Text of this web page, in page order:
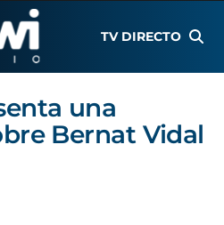
TV DIRECTO
una
Bernat Vidal